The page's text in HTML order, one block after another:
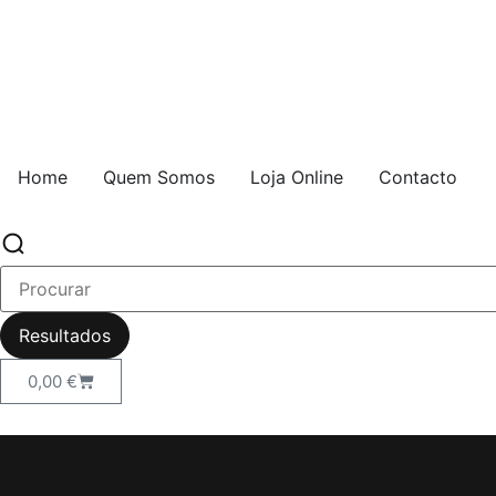
Home Quem Somos Loja Online Contacto
Resultados
0,00 €